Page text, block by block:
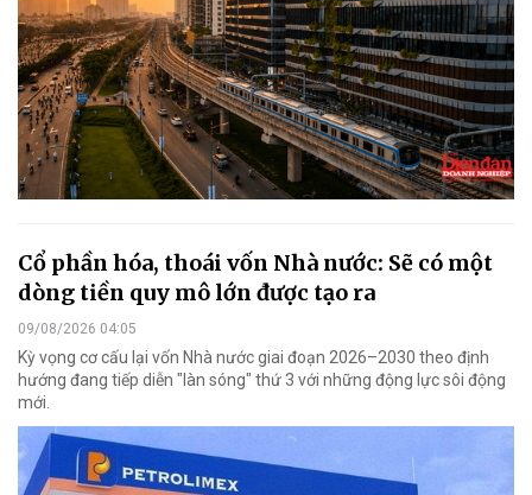
Cổ phần hóa, thoái vốn Nhà nước: Sẽ có một
dòng tiền quy mô lớn được tạo ra
09/08/2026 04:05
Kỳ vọng cơ cấu lại vốn Nhà nước giai đoạn 2026–2030 theo định
hướng đang tiếp diễn "làn sóng" thứ 3 với những động lực sôi động
mới.